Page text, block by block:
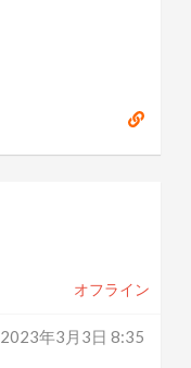
オフライン
2023年3月3日 8:35